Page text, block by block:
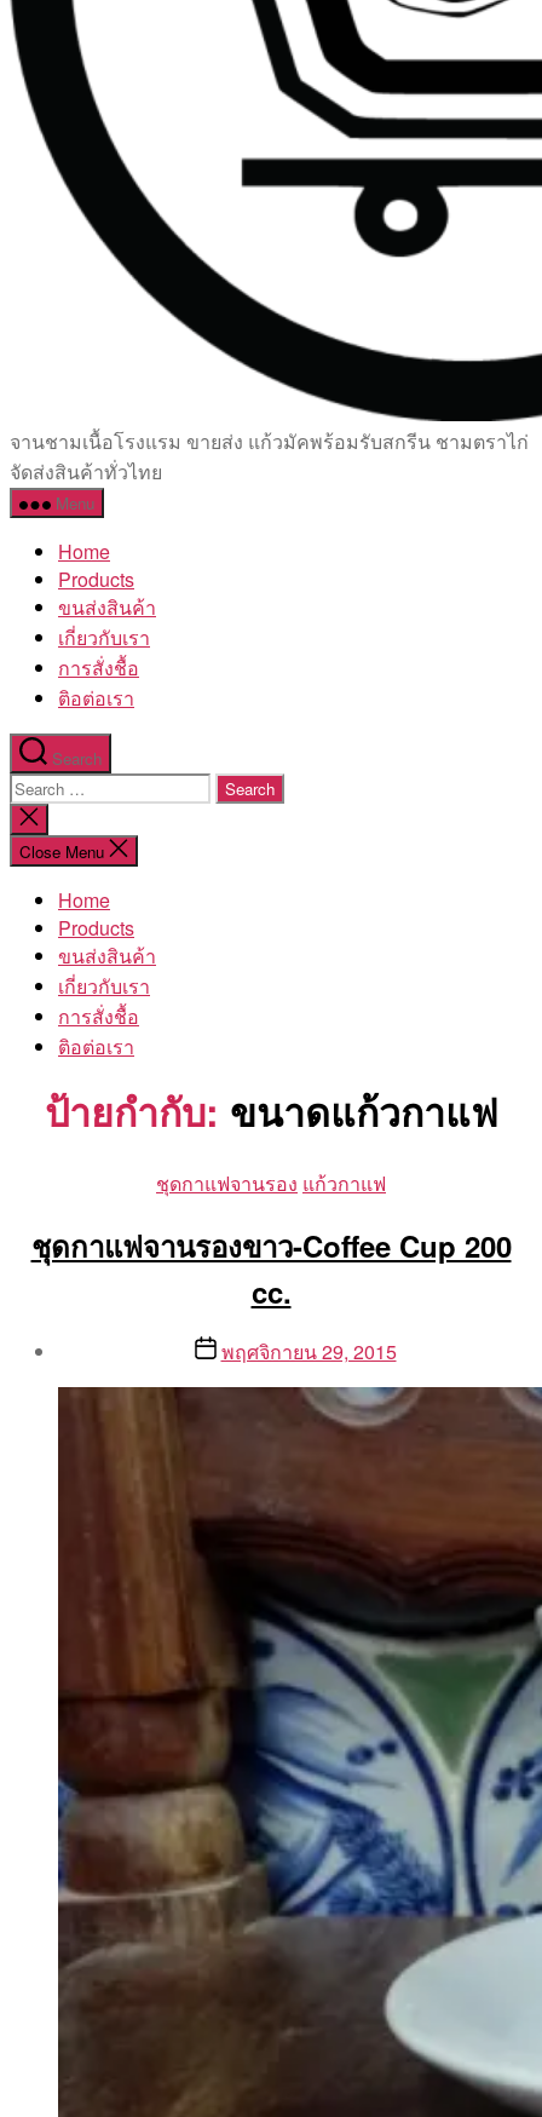
เซรามิค
ครบ
ครัน
โรงงาน
จานชามเนื้อโรงแรม ขายส่ง แก้วมัคพร้อมรับสกรีน ชามตราไก่
จัดส่งสินค้าทั่วไทย
Menu
Home
Products
ขนส่งสินค้า
เกี่ยวกับเรา
การสั่งชื้อ
ติอต่อเรา
Search
Search
for:
Close
search
Close Menu
Home
Products
ขนส่งสินค้า
เกี่ยวกับเรา
การสั่งชื้อ
ติอต่อเรา
ป้ายกำกับ: ขนาดแก้วกาแฟ
Categories
ชุดกาแฟจานรอง แก้วกาแฟ
ชุดกาแฟจานรองขาว-Coffee Cup 200
cc.
By
Postพฤศจิกายน 29, 2015